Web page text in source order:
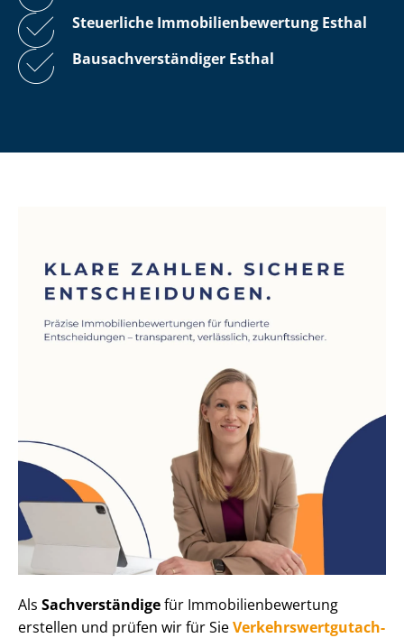
Steuerliche Im­mo­bi­li­en­be­wer­tung Esthal
Bau­sach­ver­stän­di­ger Esthal
Als Sachverständigefür Im­mo­bi­li­en­be­wer­tung
erstellen und prüfen wir für SieVer­kehrs­wert­gut­ach­